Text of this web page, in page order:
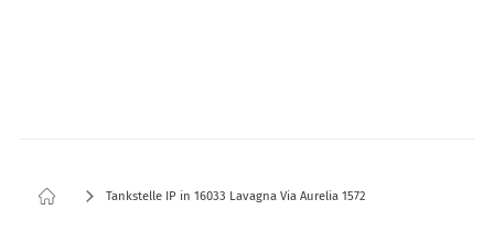
Tankstelle IP in 16033 Lavagna Via Aurelia 1572